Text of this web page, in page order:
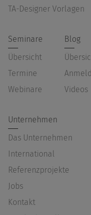
TA-Designer Vorlagen
Seminare
Übersicht
Termine
Webinare
Blog
Videos
Unternehmen
Das Unternehmen
International
Referenzprojekte
Jobs
Kontakt